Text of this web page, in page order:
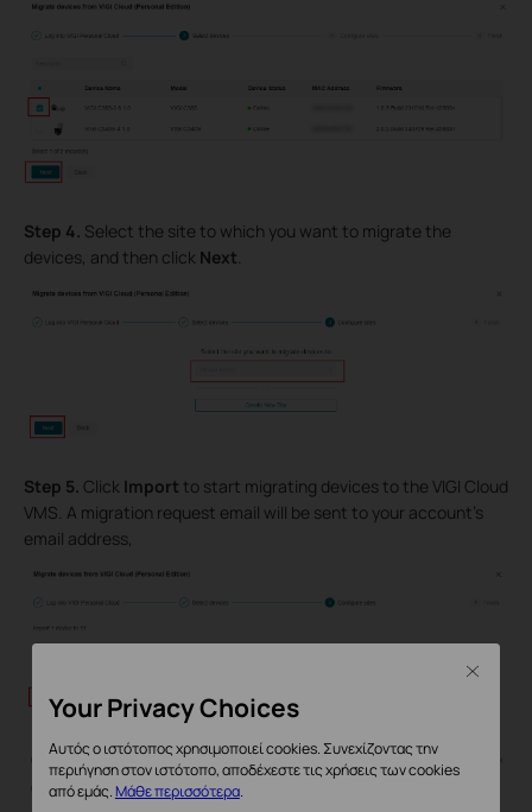
Step 4. Select the site to which you want to migrate the
devices, and then click Next.
Step 5. Click Import to start migrating devices to the VIGI Cloud
VMS. A migration request email will be sent to your account’s
email address,
Your Privacy Choices
Αυτός ο ιστότοπος χρησιμοποιεί cookies. Συνεχίζοντας την
περιήγηση στον ιστότοπο, αποδέχεστε τις χρήσεις των cookies
από εμάς. Μάθε περισσότερα.
Close